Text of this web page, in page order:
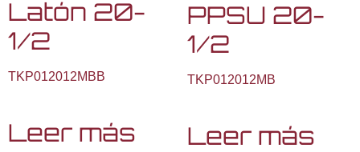
Latón 20-
1/2
TKP012012MBB
Leer más
PPSU 20-
1/2
TKP012012MB
Leer más